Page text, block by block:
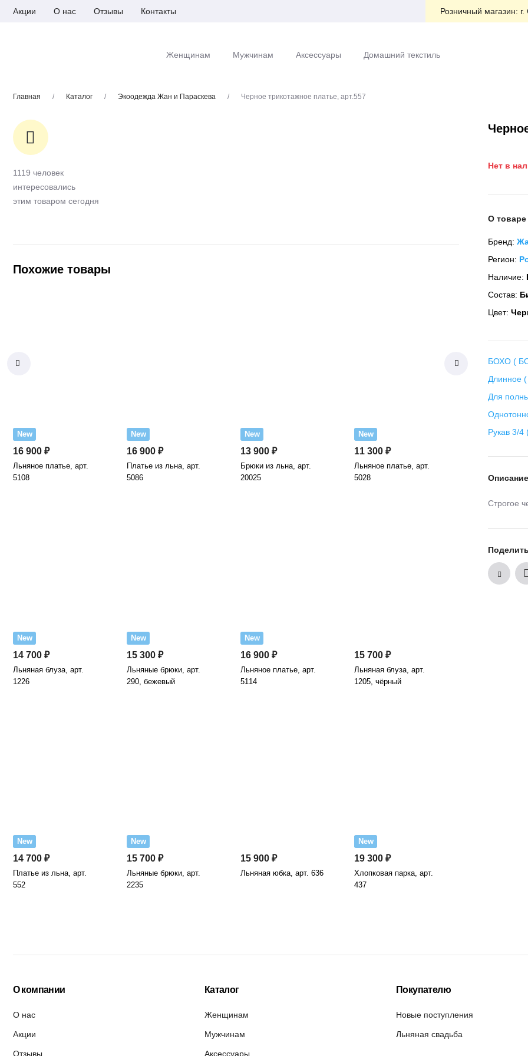
Акции О нас Отзывы Контакты Розничный магазин:
Женщинам Мужчинам Аксессуары Домашний текстиль
Главная / Каталог / Экоодежда Жан и Параскева / Черное трикотажное платье, арт.557
Нет в
О товаре
Бренд:
Регион:
Наличие:
Состав:
Цвет:
БОХО (
Длинное
Для
Рукав 3/4
Строгое
1119 человек
интересовались
этим товаром сегодня
Похожие товары
New
16 900 ₽
Льняное платье, арт.
5108
New
16 900 ₽
Платье из льна, арт.
5086
New
13 900 ₽
Брюки из льна, арт.
20025
New
11 300 ₽
Льняное платье, арт.
5028
New
14 700 ₽
Льняная блуза, арт.
1226
New
15 300 ₽
Льняные брюки, арт.
290, бежевый
New
16 900 ₽
Льняное платье, арт.
5114
15 700 ₽
Льняная блуза, арт.
1205, чёрный
New
14 700 ₽
Платье из льна, арт.
552
New
15 700 ₽
Льняные брюки, арт.
2235
15 900 ₽
Льняная юбка, арт. 636
New
19 300 ₽
Хлопковая парка, арт.
437
О компании
О нас
Акции
Отзывы
Каталог
Женщинам
Мужчинам
Аксессуары
Покупателю
Новые поступления
Льняная свадьба